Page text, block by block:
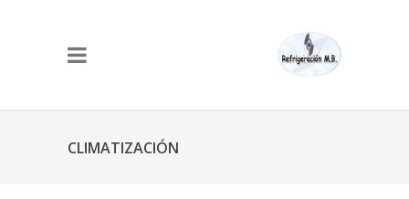
CLIMATIZACIÓN